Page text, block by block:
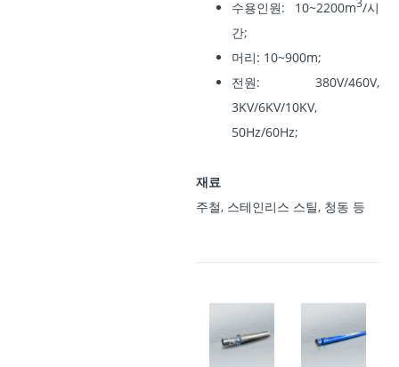
수용인원: 10~2200m3/시
간;
머리: 10~900m;
전원: 380V/460V,
3KV/6KV/10KV,
50Hz/60Hz;
재료
주철, 스테인리스 스틸, 청동 등